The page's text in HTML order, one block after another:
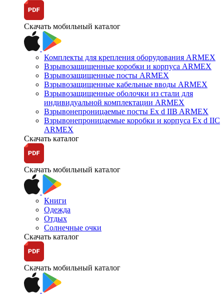
Скачать мобильный каталог
Комплекты для крепления оборудования ARMEX
Взрывозащищенные коробки и корпуса ARMEX
Взрывозащищенные посты ARMEX
Взрывозащищенные кабельные вводы ARMEX
Взрывозащищенные оболочки из стали для
индивидуальной комплектации ARMEX
Взрывонепроницаемые посты Ex d IIB ARMEX
Взрывонепроницаемые коробки и корпуса Ex d IIС
ARMEX
Скачать каталог
Скачать мобильный каталог
Книги
Одежда
Отдых
Солнечные очки
Скачать каталог
Скачать мобильный каталог